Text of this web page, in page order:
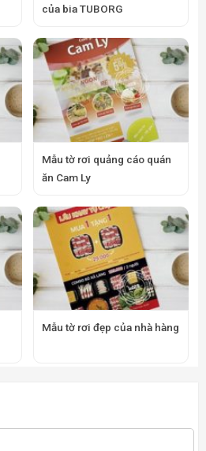
của bia TUBORG
Mẫu tờ rơi quảng cáo quán
ăn Cam Ly
Mẫu tờ rơi đẹp của nhà hàng